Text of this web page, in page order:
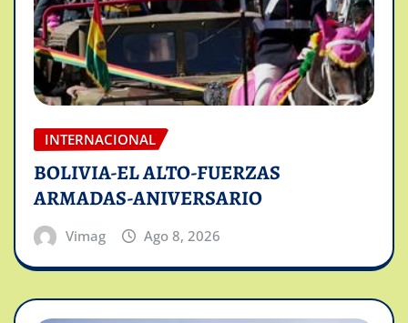
INTERNACIONAL
BOLIVIA-EL ALTO-FUERZAS
ARMADAS-ANIVERSARIO
Vimag Ago 8, 2026